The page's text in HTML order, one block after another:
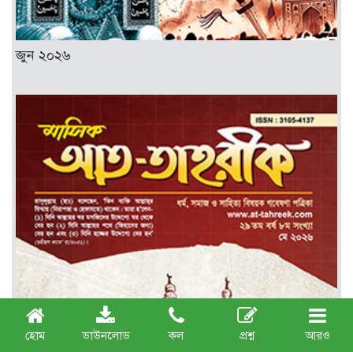
হোম ডাউনলোড কল প্রশ্ন আরও
জুন ২০২৬